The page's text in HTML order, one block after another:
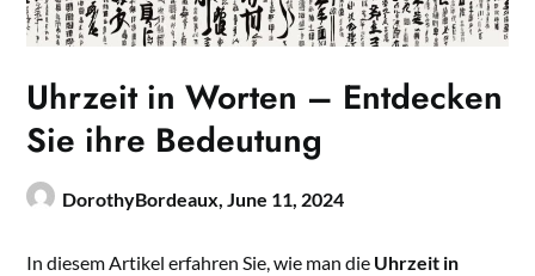
Uhrzeit in Worten – Entdecken
Sie ihre Bedeutung
DorothyBordeaux,June 11, 2024
In diesem Artikel erfahren Sie, wie man die Uhrzeit in